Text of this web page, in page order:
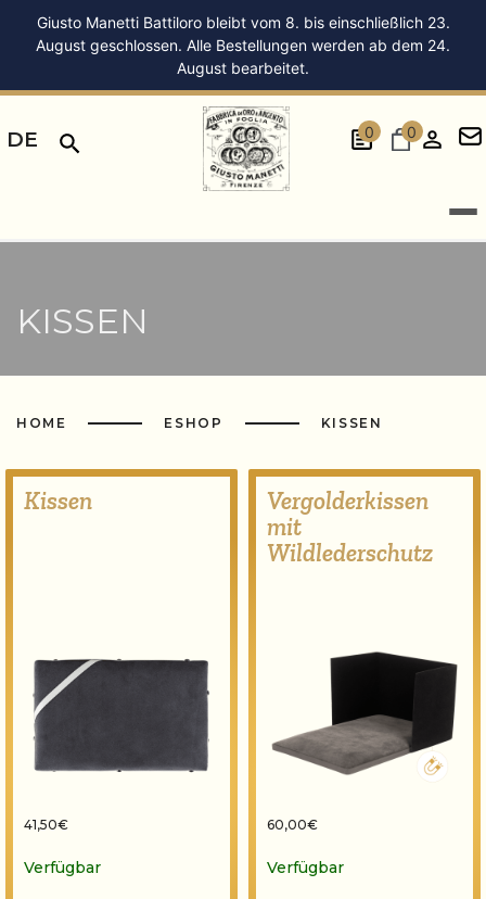
Giusto Manetti Battiloro bleibt vom 8. bis einschließlich 23.
August geschlossen. Alle Bestellungen werden ab dem 24.
August bearbeitet.
DE 0 0
KISSEN
HOME ESHOP KISSEN
Kissen
41,50€
Verfügbar
Vergolderkissen
mit
Wildlederschutz
60,00€
Verfügbar